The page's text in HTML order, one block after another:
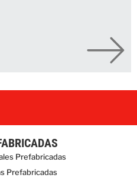
Prefabricadas
Prefabricadas